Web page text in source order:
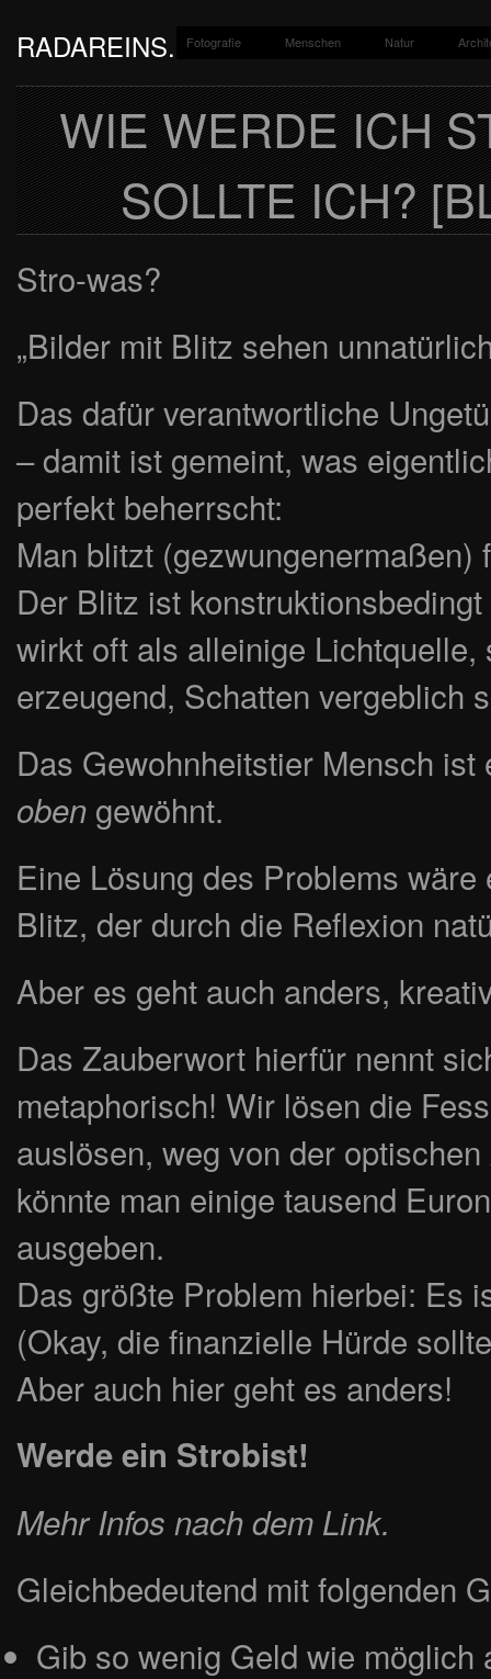
RADAREINS.DE Ein Fotoblog von Jan-Paul Kupser.
Fotografie Menschen Natur
WIE WERDE ICH
SOLLTE ICH?
Stro-was?
„Bilder mit Blitz sehen
Das dafür verantwortliche
– damit ist gemeint, was
perfekt beherrscht:
Man blitzt (gezwungenermaßen)
Der Blitz ist
wirkt oft als alleinige
erzeugend, Schatten vergeblich
Das Gewohnheitstier Mensch
oben gewöhnt.
Eine Lösung des Problems
Blitz, der durch die Reflexion
Aber es geht auch anders,
Das Zauberwort hierfür nennt
metaphorisch! Wir lösen die
auslösen, weg von der
könnte man einige tausend
ausgeben.
Das größte Problem hierbei: Es
(Okay, die finanzielle Hürde
Aber auch hier geht es anders!
Werde ein Strobist!
Mehr Infos nach dem Link.
Gleichbedeutend mit folgenden
Gib so wenig Geld wie möglich